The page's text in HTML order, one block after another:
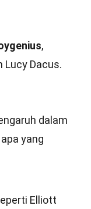
,
Lucy Dacus.
dalam
yang
Elliott